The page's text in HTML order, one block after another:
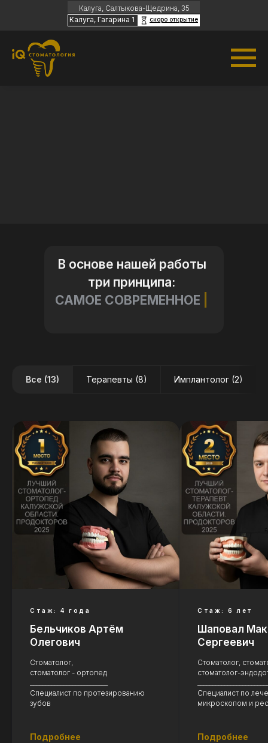
Калуга, Салтыкова-Щедрина, 35
скоро открытие
Калуга, Гагарина 1
В основе нашей работы
три принципа:
САМОЕ СОВРЕМЕННОЕ
Все (13) Терапевты (8) Имплантолог (2)
Стаж: 4 года
Бельчиков Артём
Олегович
Стоматолог,
стоматолог - ортопед
Специалист по протезированию
зубов
Подробнее
Стаж: 6 лет
Шаповал
Сергеевич
Стоматолог,
стоматолог-
Специалист по
микроскопом и
Подробнее